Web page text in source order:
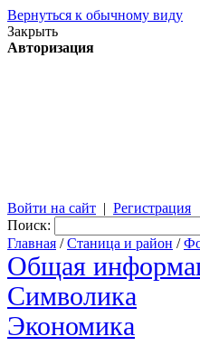
Вернуться к обычному виду
Закрыть
Авторизация
Войти на сайт | Регистрация
Поиск:
Главная /Станица и район /
Общая
Символика
Экономика